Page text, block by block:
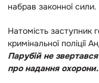
набрав законної сили.
Натомість заступник
кримінальної поліції
Парубій не
про надання охорони.